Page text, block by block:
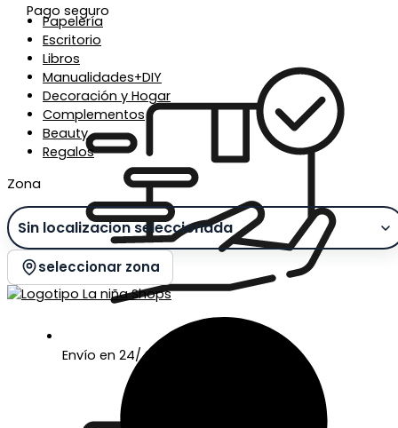
Papelería
Escritorio
Libros
Manualidades+DIY
Decoración y Hogar
Complementos
Beauty
Regalos
Zona
seleccionar zona
Pago seguro
Envío en 24/48 horas laborables